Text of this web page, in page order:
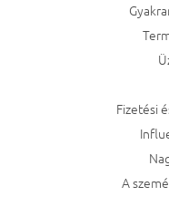
Fizetési
A